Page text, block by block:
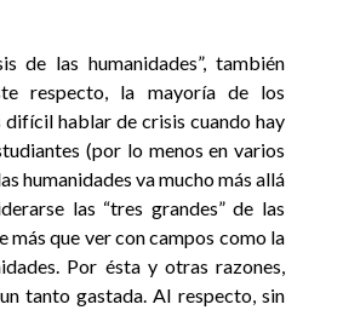
de las humanidades”, también
respecto, la mayoría de los
hablar de crisis cuando hay
(por lo menos en varios
humanidades va mucho más allá
las “tres grandes” de las
que ver con campos como la
Por ésta y otras razones,
tanto gastada. Al respecto, sin